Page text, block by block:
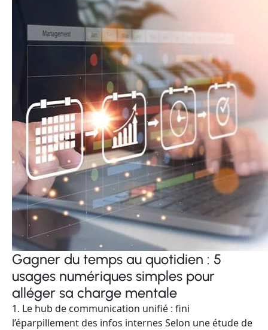
Gagner du temps au quotidien : 5
usages numériques simples pour
alléger sa charge mentale
1. Le hub de communication unifié : fini
l’éparpillement des infos internes Selon une étude de